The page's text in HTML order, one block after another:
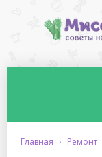
главная · ремонт